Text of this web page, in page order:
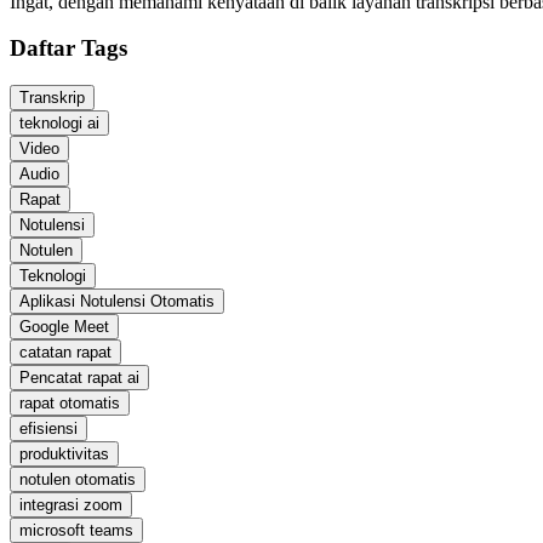
Daftar Tags
Transkrip
teknologi ai
Video
Audio
Rapat
Notulensi
Notulen
Teknologi
Aplikasi Notulensi Otomatis
Google Meet
catatan rapat
Pencatat rapat ai
rapat otomatis
efisiensi
produktivitas
notulen otomatis
integrasi zoom
microsoft teams